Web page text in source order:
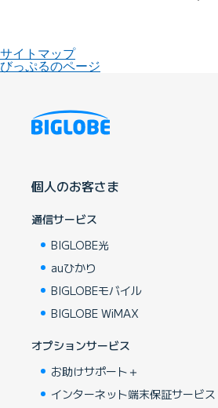
サイトマップ
びっぷるのページ
個人のお客さま
通信サービス
BIGLOBE光
auひかり
BIGLOBEモバイル
BIGLOBE WiMAX
オプションサービス
お助けサポート＋
インターネット端末保証サービス